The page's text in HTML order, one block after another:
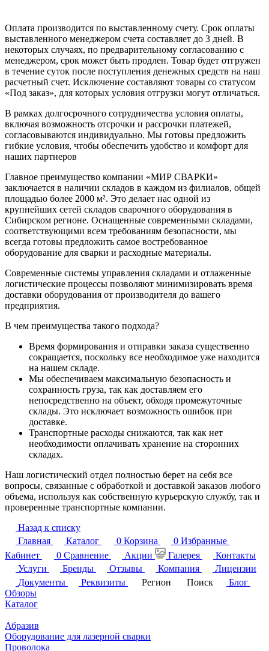
Оплата производится по выставленному счету. Срок оплаты
выставленного менеджером счета составляет до 3 дней. В
некоторых случаях, по предварительному согласованию с
менеджером, срок может быть продлен. Товар будет отгружен
в течение суток после поступления денежных средств на наш
расчетный счет. Исключение составляют товары со статусом
«Под заказ», для которых условия отгрузки могут отличаться.
В рамках долгосрочного сотрудничества условия оплаты,
включая возможность отсрочки и рассрочки платежей,
согласовываются индивидуально. Мы готовы предложить
гибкие условия, чтобы обеспечить удобство и комфорт для
наших партнеров
Главное преимущество компании «МИР СВАРКИ»
заключается в наличии складов в каждом из филиалов, общей
площадью более 2000 м². Это делает нас одной из
крупнейших сетей складов сварочного оборудования в
Сибирском регионе. Оснащенные современными складами,
соответствующими всем требованиям безопасности, мы
всегда готовы предложить самое востребованное
оборудование для сварки и расходные материалы.
Современные системы управления складами и отлаженные
логистические процессы позволяют минимизировать время
доставки оборудования от производителя до вашего
предприятия.
В чем преимущества такого подхода?
Время формирования и отправки заказа существенно
сокращается, поскольку все необходимое уже находится
на нашем складе.
Мы обеспечиваем максимальную безопасность и
сохранность груза, так как доставляем его
непосредственно на объект, обходя промежуточные
склады. Это исключает возможность ошибок при
доставке.
Транспортные расходы снижаются, так как нет
необходимости оплачивать хранение на сторонних
складах.
Наш логистический отдел полностью берет на себя все
вопросы, связанные с обработкой и доставкой заказов любого
объема, используя как собственную курьерскую службу, так и
проверенные транспортные компании.
Назад к списку
Главная
Каталог 0 Корзина 0 Избранные
Кабинет
0 Сравнение Акции Галерея
Контакты
Услуги
Бренды Отзывы Компания
Лицензии
Документы
Реквизиты Регион Поиск
Блог
Обзоры
Каталог
Абразив
Оборудование для лазерной сварки
Проволока